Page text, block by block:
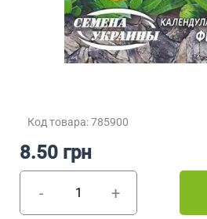
Код товара: 785900
- +
8.50 грн